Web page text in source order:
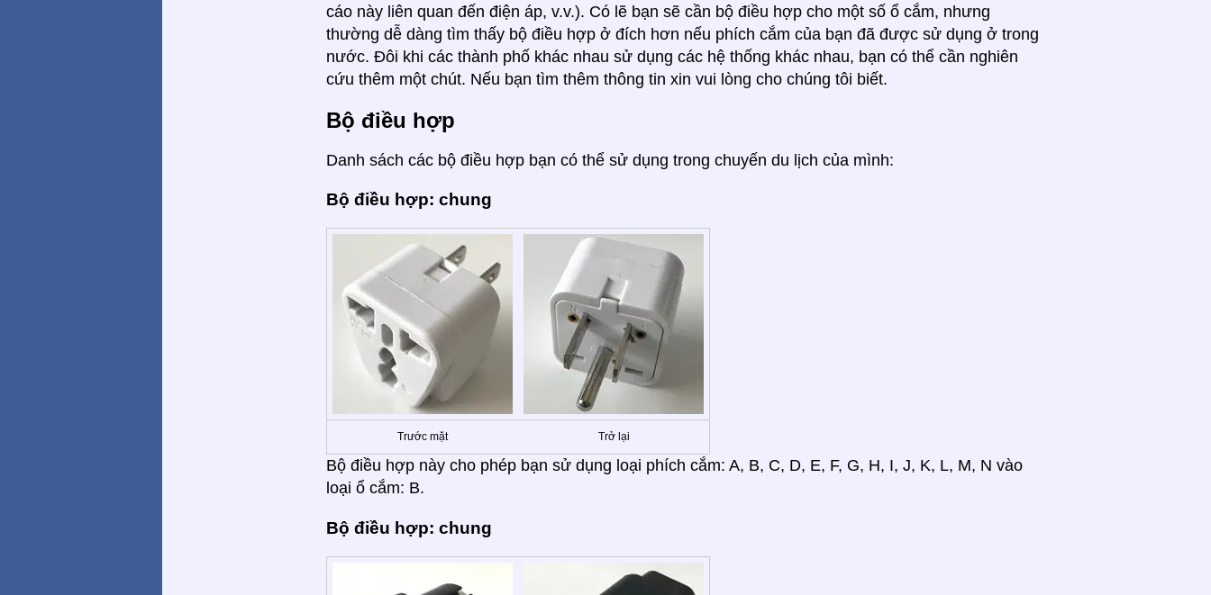
cáo này liên quan đến điện áp, v.v.). Có lẽ bạn sẽ cần bộ điều hợp cho một số ổ cắm, nhưng
thường dễ dàng tìm thấy bộ điều hợp ở đích hơn nếu phích cắm của bạn đã được sử dụng ở trong
nước. Đôi khi các thành phố khác nhau sử dụng các hệ thống khác nhau, bạn có thể cần nghiên
cứu thêm một chút. Nếu bạn tìm thêm thông tin xin vui lòng cho chúng tôi biết.
Bộ điều hợp
Danh sách các bộ điều hợp bạn có thể sử dụng trong chuyến du lịch của mình:
Bộ điều hợp: chung
Trước mặt Trở lại
Bộ điều hợp này cho phép bạn sử dụng loại phích cắm: A, B, C, D, E, F, G, H, I, J, K, L, M, N vào
loại ổ cắm: B.
Bộ điều hợp: chung